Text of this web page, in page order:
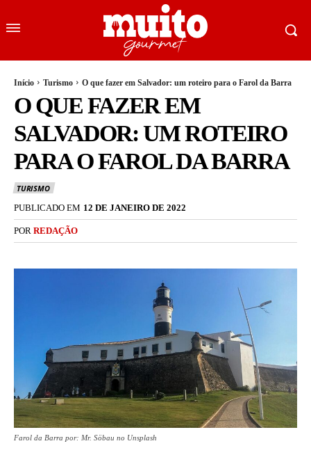
Início Turismo O que fazer em Salvador: um roteiro para o Farol da Barra
O QUE FAZER EM
SALVADOR: UM ROTEIRO
PARA O FAROL DA BARRA
TURISMO
PUBLICADO EM 12 DE JANEIRO DE 2022
POR REDAÇÃO
Farol da Barra por: Mr. Söbau no Unsplash